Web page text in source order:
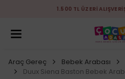
1.500 TL ÜZERİ
Araç Gereç Bebek Arabası
Duux Siena Baston Bebek